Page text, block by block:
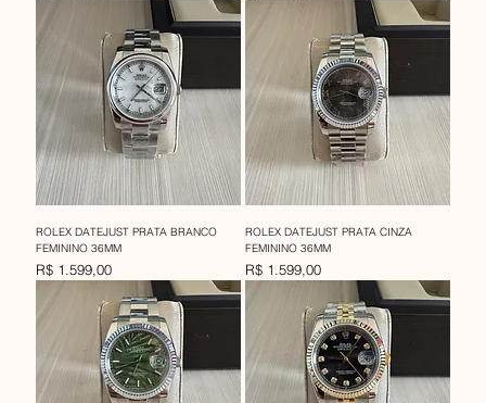
ROLEX DATEJUST PRATA BRANCO
FEMININO 36MM
Preço
R$ 1.599,00
ROLEX DATEJUST PRATA CINZA
FEMININO 36MM
Preço
R$ 1.599,00